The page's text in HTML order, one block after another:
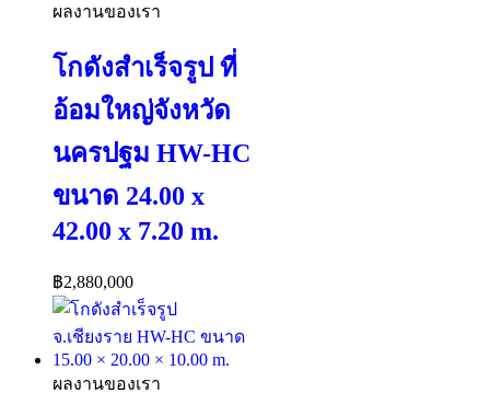
ผลงานของเรา
โกดังสำเร็จรูป ที่
อ้อมใหญ่จังหวัด
นครปฐม HW-HC
ขนาด 24.00 x
42.00 x 7.20 m.
฿2,880,000
ผลงานของเรา